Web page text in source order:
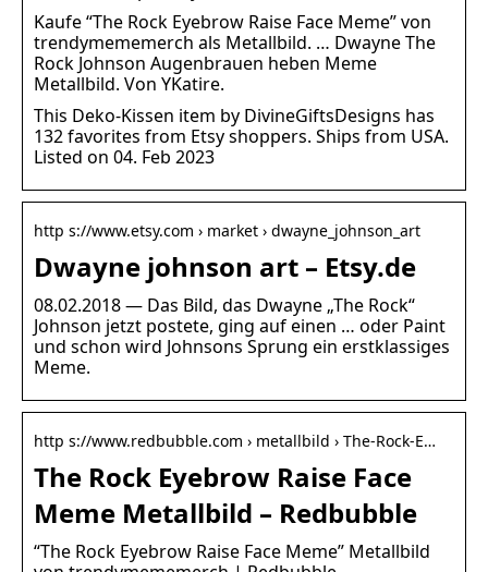
Kaufe “The Rock Eyebrow Raise Face Meme” von
trendymememerch als Metallbild. … Dwayne The
Rock Johnson Augenbrauen heben Meme
Metallbild. Von YKatire.
This Deko-Kissen item by DivineGiftsDesigns has
132 favorites from Etsy shoppers. Ships from USA.
Listed on 04. Feb 2023
http s://www.etsy.com › market › dwayne_johnson_art
Dwayne johnson art – Etsy.de
08.02.2018 — Das Bild, das Dwayne „The Rock“
Johnson jetzt postete, ging auf einen … oder Paint
und schon wird Johnsons Sprung ein erstklassiges
Meme.
http s://www.redbubble.com › metallbild › The-Rock-E…
The Rock Eyebrow Raise Face
Meme Metallbild – Redbubble
“The Rock Eyebrow Raise Face Meme” Metallbild